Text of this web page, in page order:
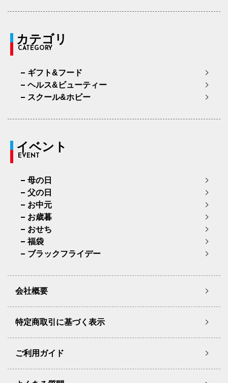
カテゴリ
CATEGORY
ギフト&フード
ヘルス&ビューティー
スクール&ホビー
イベント
EVENT
母の日
父の日
お中元
お歳暮
おせち
福袋
ブラックフライデー
会社概要
特定商取引に基づく表示
ご利用ガイド